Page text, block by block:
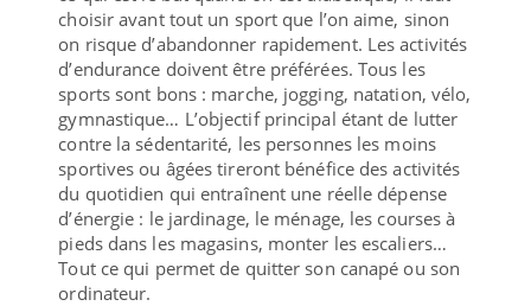
choisir avant tout un sport que l’on aime, sinon
on risque d’abandonner rapidement. Les activités
d’endurance doivent être préférées. Tous les
sports sont bons : marche, jogging, natation, vélo,
gymnastique… L’objectif principal étant de lutter
contre la sédentarité, les personnes les moins
sportives ou âgées tireront bénéfice des activités
du quotidien qui entraînent une réelle dépense
d’énergie : le jardinage, le ménage, les courses à
pieds dans les magasins, monter les escaliers…
Tout ce qui permet de quitter son canapé ou son
ordinateur.